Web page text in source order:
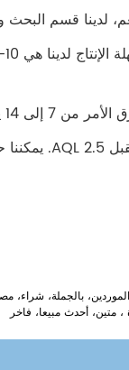
المحمولة جيب سوبر ميني 3 القسم،
متين، أحدث مبيعا، فاخر